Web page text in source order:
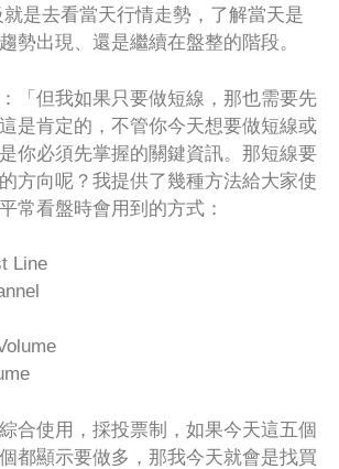
是去看當天行情走勢，了解當天是
勢出現、還是繼續在盤整的階段。
「但我如果只要做短線，那也需要先
是肯定的，不管你今天想要做短線或
你必須先掌握的關鍵資訊。那短線要
方向呢？我提供了幾種方法給大家使
常看盤時會用到的方式：
Line
合使用，採投票制，如果今天這五個
都顯示要做多，那我今天就會是找買